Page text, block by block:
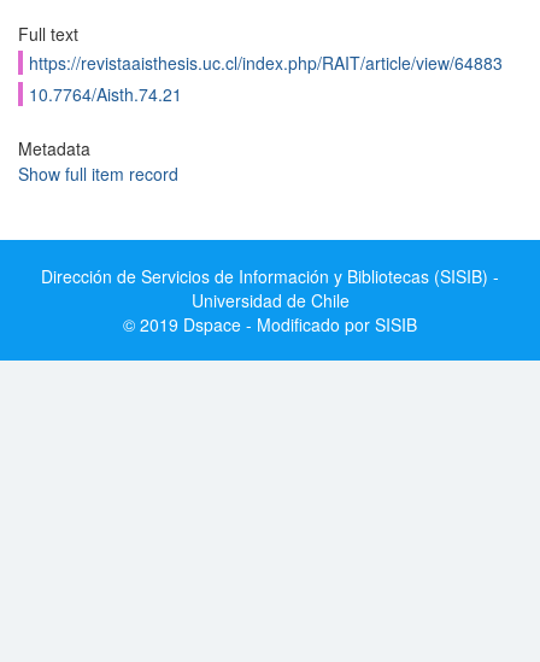
Full text
https://revistaaisthesis.uc.cl/index.php/RAIT/article/view/64883
10.7764/Aisth.74.21
Metadata
Show full item record
Dirección de Servicios de Información y Bibliotecas (SISIB) -
Universidad de Chile
© 2019 Dspace - Modificado por SISIB